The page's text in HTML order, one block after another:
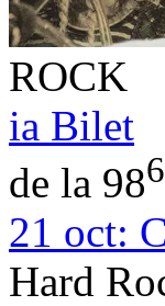
ROCK
ia Bilet
de la 98
21 oct:
Hard